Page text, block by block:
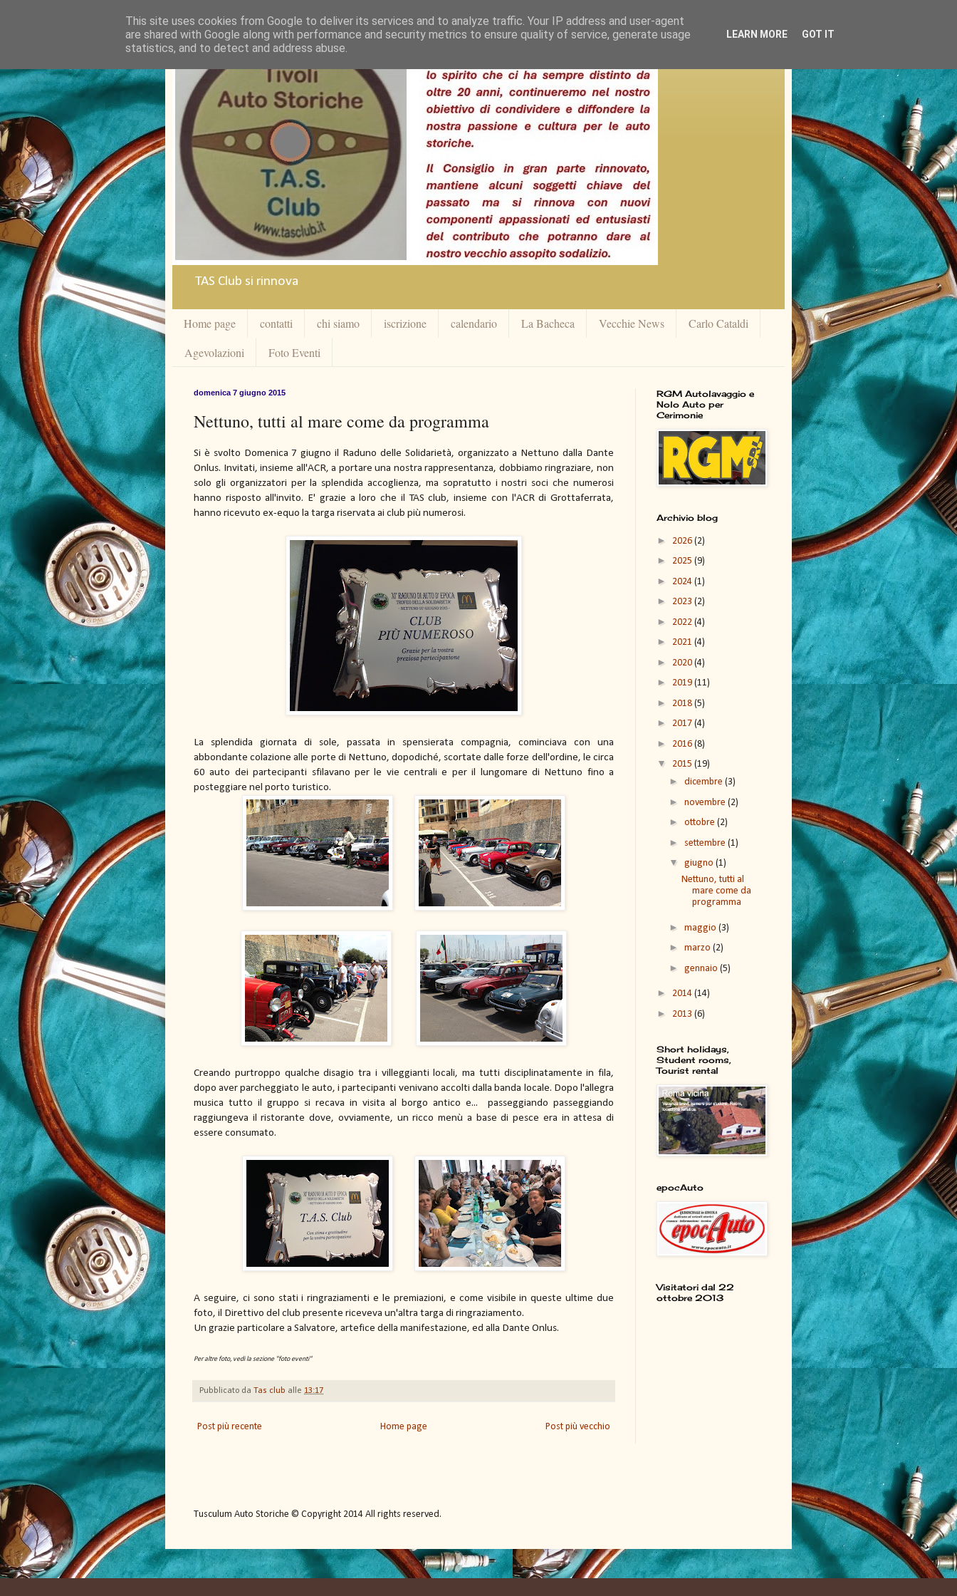
TAS Club si rinnova
Home page contatti chi siamo iscrizione calendario La Bacheca Vecchie News
Carlo Cataldi
Agevolazioni
Foto Eventi
domenica 7 giugno 2015
Nettuno, tutti al mare come da programma
Si è svolto Domenica 7 giugno il Raduno delle Solidarietà, organizzato a Nettuno dalla Dante
Onlus. Invitati, insieme all'ACR, a portare una nostra rappresentanza, dobbiamo ringraziare, non
solo gli organizzatori per la splendida accoglienza, ma sopratutto i nostri soci che numerosi
hanno risposto all'invito. E' grazie a loro che il TAS club, insieme con l'ACR di Grottaferrata,
hanno ricevuto ex-equo la targa riservata ai club più numerosi.
La splendida giornata di sole, passata in spensierata compagnia, cominciava con una
abbondante colazione alle porte di Nettuno, dopodiché, scortate dalle forze dell'ordine, le circa
60 auto dei partecipanti sfilavano per le vie centrali e per il lungomare di Nettuno fino a
posteggiare nel porto turistico.
Creando purtroppo qualche disagio tra i villeggianti locali, ma tutti disciplinatamente in fila,
dopo aver parcheggiato le auto, i partecipanti venivano accolti dalla banda locale. Dopo l'allegra
musica tutto il gruppo si recava in visita al borgo antico e... passeggiando passeggiando
raggiungeva il ristorante dove, ovviamente, un ricco menù a base di pesce era in attesa di
essere consumato.
A seguire, ci sono stati i ringraziamenti e le premiazioni, e come visibile in queste ultime due
foto, il Direttivo del club presente riceveva un'altra targa di ringraziamento.
Un grazie particolare a Salvatore, artefice della manifestazione, ed alla Dante Onlus.
Per altre foto, vedi la sezione "foto eventi"
Pubblicato da Tas club alle 13:17
Post più recente Post più vecchio
Home page
RGM Autolavaggio e
Nolo Auto per
Cerimonie
Archivio blog
► 2026 (2)
► 2025 (9)
► 2024 (1)
► 2023 (2)
► 2022 (4)
► 2021 (4)
► 2020 (4)
► 2019 (11)
► 2018 (5)
► 2017 (4)
► 2016 (8)
▼ 2015 (19)
► dicembre (3)
► novembre (2)
► ottobre (2)
► settembre (1)
▼ giugno (1)
Nettuno, tutti al
mare come da
programma
► maggio (3)
► marzo (2)
► gennaio (5)
► 2014 (14)
► 2013 (6)
Short holidays,
Student rooms,
Tourist rental
epocAuto
Visitatori dal 22
ottobre 2013
Tusculum Auto Storiche © Copyright 2014 All rights reserved.
This site uses cookies from Google to deliver its services and to analyze traffic. Your IP address and user-agent
are shared with Google along with performance and security metrics to ensure quality of service, generate usage
statistics, and to detect and address abuse.
LEARN MORE GOT IT